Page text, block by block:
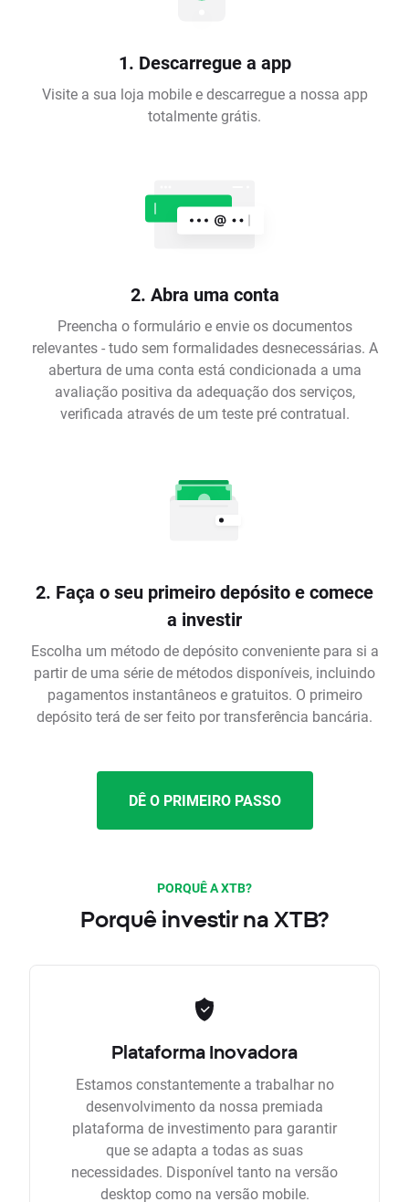
1. Descarregue a app
Visite a sua loja mobile e descarregue a nossa app
totalmente grátis.
2. Abra uma conta
Preencha o formulário e envie os documentos
relevantes - tudo sem formalidades desnecessárias. A
abertura de uma conta está condicionada a uma
avaliação positiva da adequação dos serviços,
verificada através de um teste pré contratual.
2. Faça o seu primeiro depósito e comece
a investir
Escolha um método de depósito conveniente para si a
partir de uma série de métodos disponíveis, incluindo
pagamentos instantâneos e gratuitos. O primeiro
depósito terá de ser feito por transferência bancária.
DÊ O PRIMEIRO PASSO
PORQUÊ A XTB?
Porquê investir na XTB?
Plataforma Inovadora
Estamos constantemente a trabalhar no
desenvolvimento da nossa premiada
plataforma de investimento para garantir
que se adapta a todas as suas
necessidades. Disponível tanto na versão
desktop como na versão mobile.